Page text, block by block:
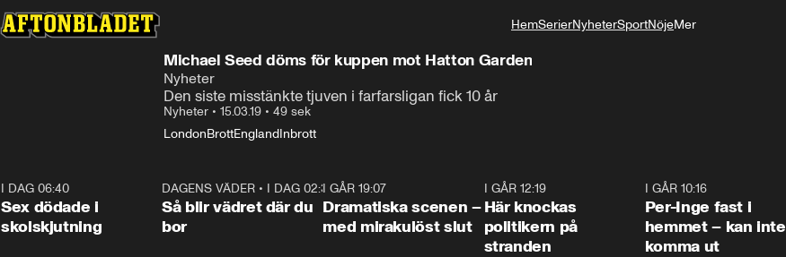
HemSerierNyheterSportNöjeMer
Michael Seed döms för kuppen mot Hatton Garden
Nyheter
Den siste misstänkte tjuven i farfarsligan fick 10 år
Nyheter • 15.03.19 • 49 sek
LondonBrottEnglandInbrott
I DAG 06:40
Sex dödade i
skolskjutning
1:06
DAGENS VÄDER • I DAG 02:30
Så blir vädret där du
bor
I GÅR 19:07
Dramatiska scenen –
med mirakulöst slut
I GÅR 12:19
Här knockas
politikern på
stranden
I GÅR 10:16
Per-Inge fast i
hemmet – kan inte
komma ut